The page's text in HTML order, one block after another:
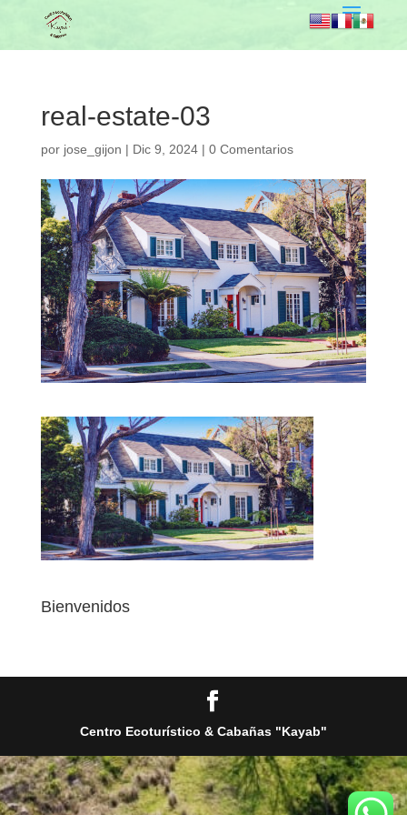
real-estate-03
por jose_gijon | Dic 9, 2024| 0 Comentarios
Bienvenidos
Centro Ecoturístico & Cabañas "Kayab"